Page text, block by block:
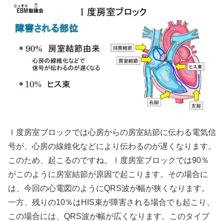
Ⅰ度房室ブロックでは心房からの房室結節に伝わる電気信
号が、心房の線維化などにより伝わるのが遅くなります。
このため、起こるのですね。Ⅰ度房室ブロックでは90％
がこのように房室結節が原因で起こります。その場合に
は、今回の心電図のようにQRS波が幅が狭くなります。
一方、残りの10％はHIS束が障害される場合でも起こり、
この場合には、QRS波が幅が広くなります。このタイプ